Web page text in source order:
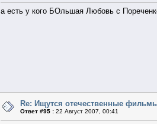
а есть у кого БОльшая Любовь с
Re: Ищутся отечественные
Ответ #95 : 22 Август 2007, 00:41